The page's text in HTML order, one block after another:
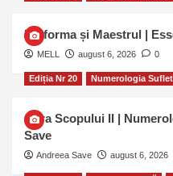
Uniforma și Maestrul |
MELL august 6, 2026 0
Ediția Nr 20 Numerologia
Cifra Scopului II |
Save
Andreea Save august 6, 2026